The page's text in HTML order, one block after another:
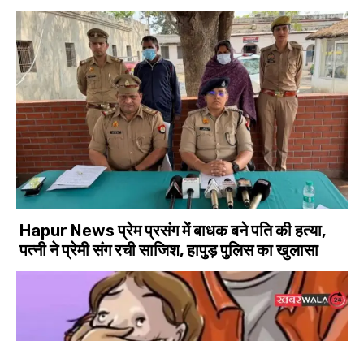
Hapur News प्रेम प्रसंग में बाधक बने पति की हत्या,
पत्नी ने प्रेमी संग रची साजिश, हापुड़ पुलिस का खुलासा